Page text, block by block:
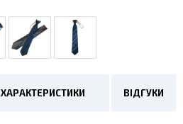
ХАРАКТЕРИСТИКИ ВІДГУКИ